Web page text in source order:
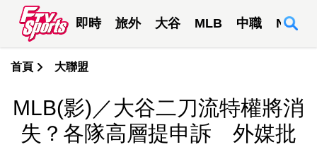
即時 旅外 大谷 MLB 中職 NBA
首頁 大聯盟
MLB(影)／大谷二刀流特權將消
失？各隊高層提申訴 外媒批